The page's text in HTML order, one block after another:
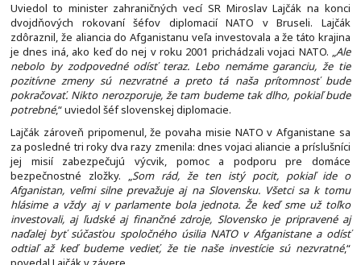
Uviedol to minister zahraničných vecí SR Miroslav Lajčák na konci
dvojdňových rokovaní šéfov diplomacií NATO v Bruseli. Lajčák
zdôraznil, že aliancia do Afganistanu veľa investovala a že táto krajina
je dnes iná, ako keď do nej v roku 2001 prichádzali vojaci NATO. „Ale
nebolo by zodpovedné odísť teraz. Lebo nemáme garanciu, že tie
pozitívne zmeny sú nezvratné a preto tá naša prítomnosť bude
pokračovať. Nikto nerozporuje, že tam budeme tak dlho, pokiaľ bude
potrebné,“ uviedol šéf slovenskej diplomacie.
Lajčák zároveň pripomenul, že povaha misie NATO v Afganistane sa
za posledné tri roky dva razy zmenila: dnes vojaci aliancie a príslušníci
jej misií zabezpečujú výcvik, pomoc a podporu pre domáce
bezpečnostné zložky. „ Som rád, že ten istý pocit, pokiaľ ide o
Afganistan, veľmi silne prevažuje aj na Slovensku. Všetci sa k tomu
hlásime a vždy aj v parlamente bola jednota. Že keď sme už toľko
investovali, aj ľudské aj finančné zdroje, Slovensko je pripravené aj
naďalej byť súčasťou spoločného úsilia NATO v Afganistane a odísť
odtiaľ až keď budeme vedieť, že tie naše investície sú nezvratné,“